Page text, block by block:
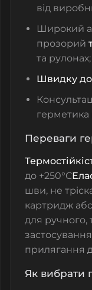
від
Широкий
прозорий
та рулонах;
Швидку
герметика
Переваги
до +250°C
шви, не
картридж
для ручного,
застосування
прилягання
Як вибрати